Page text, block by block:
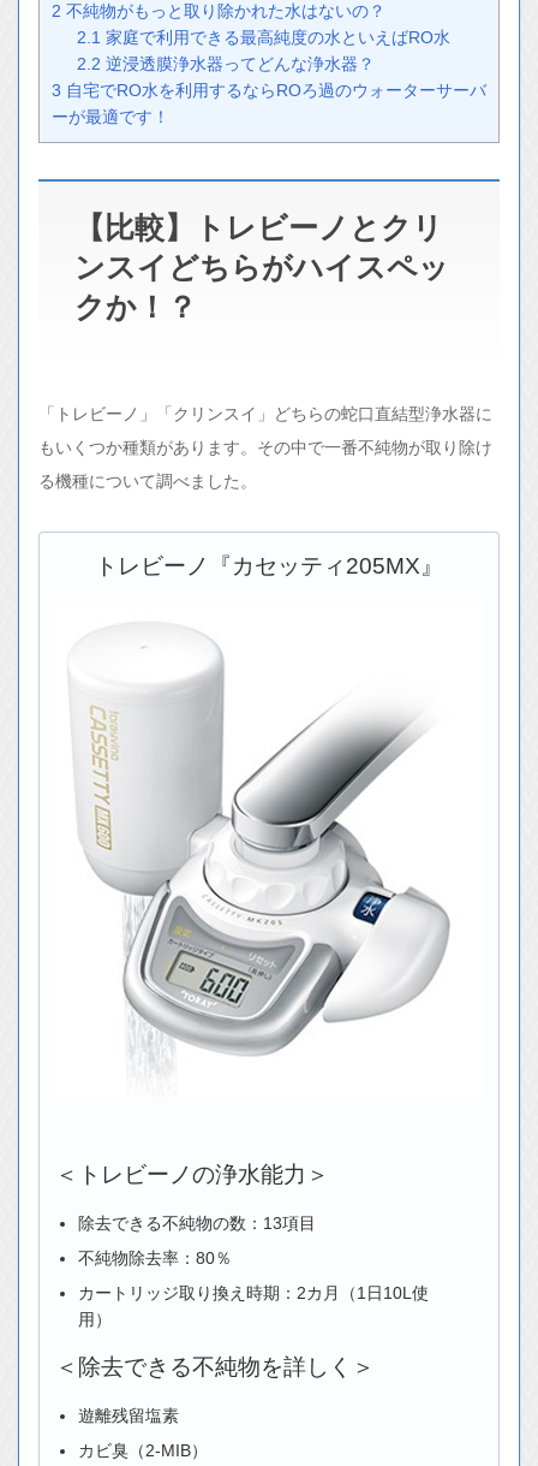
2 不純物がもっと取り除かれた水はないの？
2.1 家庭で利用できる最高純度の水といえばRO水
2.2 逆浸透膜浄水器ってどんな浄水器？
3 自宅でRO水を利用するならROろ過のウォーターサーバ
ーが最適です！
【比較】トレビーノとクリ
ンスイどちらがハイスペッ
クか！？
「トレビーノ」「クリンスイ」どちらの蛇口直結型浄水器に
もいくつか種類があります。その中で一番不純物が取り除け
る機種について調べました。
トレビーノ『カセッティ205MX』
＜トレビーノの浄水能力＞
除去できる不純物の数：13項目
不純物除去率：80％
カートリッジ取り換え時期：2カ月（1日10L使
用）
＜除去できる不純物を詳しく＞
遊離残留塩素
カビ臭（2-MIB）